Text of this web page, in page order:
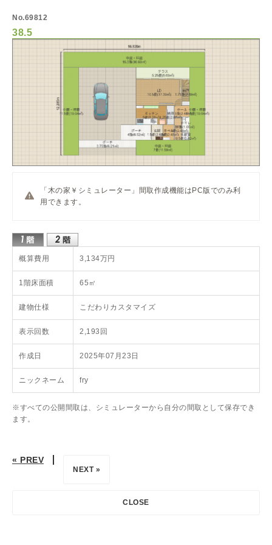
No.69812
38.5
「木の家￥シミュレーター」間取作成機能はPC版でのみ利
用できます。
概算費用 3,134万円
1階床面積 65㎡
建物仕様 こだわりカスタマイズ
表示回数 2,193回
作成日 2025年07月23日
ニックネーム fry
※すべての公開間取は、シミュレーターから自分の間取として保存でき
ます。
« PREV
NEXT »
CLOSE